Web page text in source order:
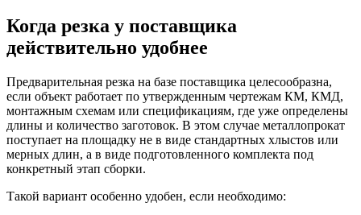
Когда резка у поставщика
действительно удобнее
Предварительная резка на базе поставщика целесообразна,
если объект работает по утвержденным чертежам КМ, КМД,
монтажным схемам или спецификациям, где уже определены
длины и количество заготовок. В этом случае металлопрокат
поступает на площадку не в виде стандартных хлыстов или
мерных длин, а в виде подготовленного комплекта под
конкретный этап сборки.
Такой вариант особенно удобен, если необходимо: